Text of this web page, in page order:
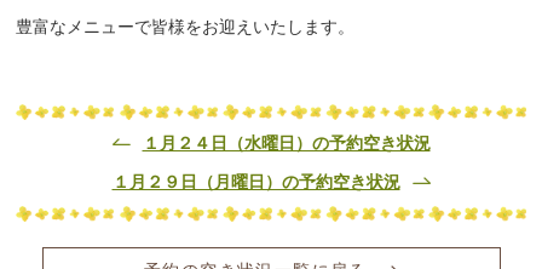
豊富なメニューで皆様をお迎えいたします。
１月２４日（水曜日）の予約空き状況
１月２９日（月曜日）の予約空き状況